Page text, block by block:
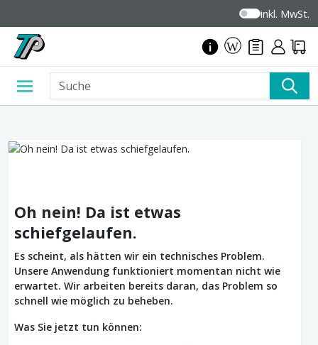
inkl. MwSt.
Oh nein! Da ist etwas
schiefgelaufen.
Es scheint, als hätten wir ein technisches Problem.
Unsere Anwendung funktioniert momentan nicht wie
erwartet. Wir arbeiten bereits daran, das Problem so
schnell wie möglich zu beheben.
Was Sie jetzt tun können: